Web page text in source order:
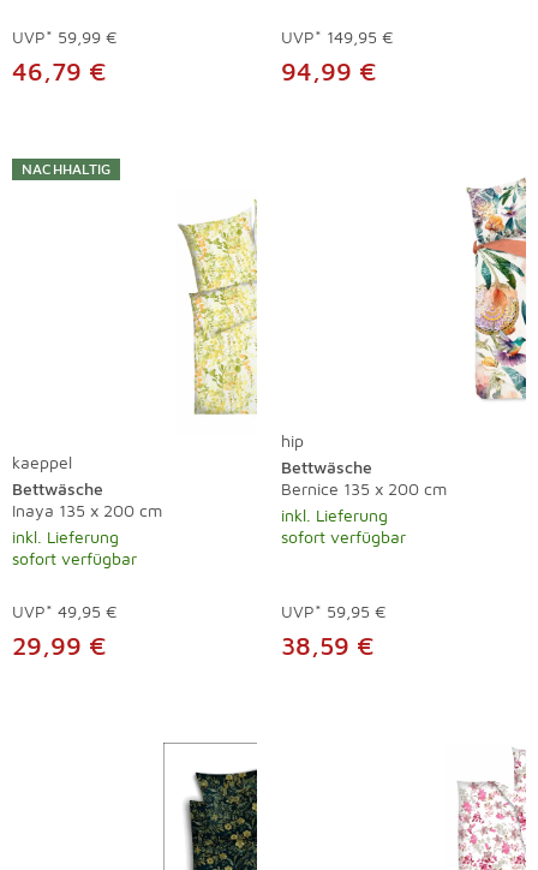
UVP* 59,99 €
46,79 €
UVP* 149,95 €
94,99 €
NACHHALTIG
kaeppel
Bettwäsche
Inaya 135 x 200 cm
inkl. Lieferung
sofort verfügbar
UVP* 49,95 €
29,99 €
hip
Bettwäsche
Bernice 135 x 200 cm
inkl. Lieferung
sofort verfügbar
UVP* 59,95 €
38,59 €